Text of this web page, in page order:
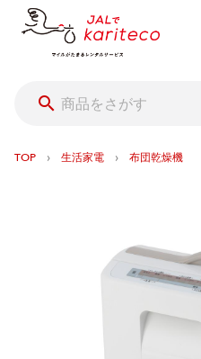
TOP › 生活家電 › 布団乾燥機